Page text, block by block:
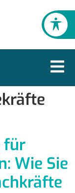
für
Wie Sie